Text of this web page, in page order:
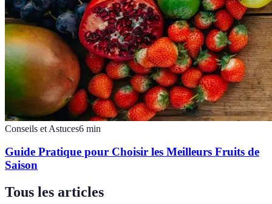
Conseils et Astuces6 min
Guide Pratique pour Choisir les Meilleurs Fruits de
Saison
Tous les articles